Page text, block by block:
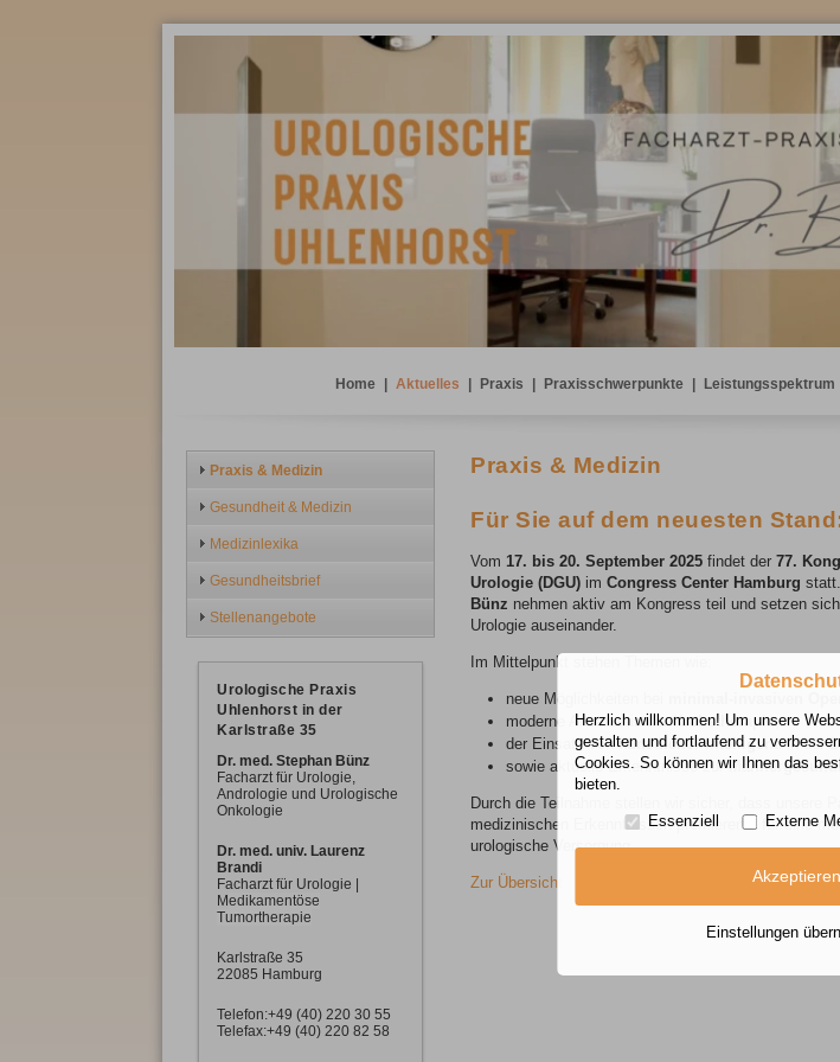
Home Aktuelles Praxis Praxisschwerpunkte Leistungsspektrum
Praxis & Medizin
Gesundheit & Medizin
Medizinlexika
Gesundheitsbrief
Stellenangebote
Urologische Praxis
Uhlenhorst in der
Karlstraße 35
Dr. med. Stephan Bünz
Facharzt für Urologie,
Andrologie und Urologische
Onkologie
Dr. med. univ. Laurenz
Brandi
Facharzt für Urologie |
Medikamentöse
Tumortherapie
Karlstraße 35
22085 Hamburg
Telefon:+49 (40) 220 30 55
Telefax:+49 (40) 220 82 58
Praxis & Medizin
Für Sie auf dem neuesten
Vom 17. bis 20. September 2025 findet der 77.
Urologie (DGU) im Congress Center Hamburg statt.
Bünz nehmen aktiv am Kongress teil und setzen
Urologie auseinander.
Im Mittelpunkt stehen Themen wie:
neue Möglichkeiten bei
moderne Ansätze in derKrebstherapie,
der Einsatz vonkünstlicher Intelligenzin der
sowie aktuelle Erkenntnisse zur
Durch die Teilnahme stellen wir sicher, dass unsere
medizinischen Erkenntnissen profitieren – für eine
urologische Versorgung.
Zur Übersicht
Herzlich willkommen! Um unsere
gestalten und fortlaufend zu
Cookies. So können wir Ihnen das
bieten.
Essenziell Externe
Akzeptieren
Einstellungen